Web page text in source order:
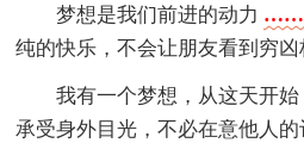
梦想是我们前进的动力 ……
纯的快乐，不会让朋友看到穷凶
我有一个梦想，从这天开
承受身外目光，不必在意他人